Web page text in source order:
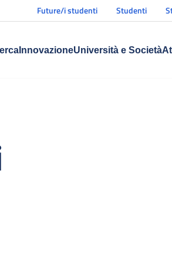
Future/i studenti Studenti
InnovazioneUniversità e Società